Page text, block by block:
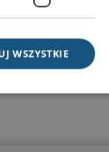
WSZYSTKIE